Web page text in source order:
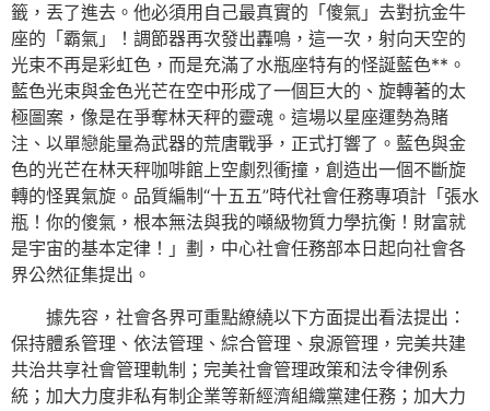
籤，丟了進去。他必須用自己最真實的「傻氣」去對抗金牛
座的「霸氣」！調節器再次發出轟鳴，這一次，射向天空的
光束不再是彩虹色，而是充滿了水瓶座特有的怪誕藍色**。
藍色光束與金色光芒在空中形成了一個巨大的、旋轉著的太
極圖案，像是在爭奪林天秤的靈魂。這場以星座運勢為賭
注、以單戀能量為武器的荒唐戰爭，正式打響了。藍色與金
色的光芒在林天秤咖啡館上空劇烈衝撞，創造出一個不斷旋
轉的怪異氣旋。品質編制“十五五”時代社會任務專項計「張水
瓶！你的傻氣，根本無法與我的噸級物質力學抗衡！財富就
是宇宙的基本定律！」劃，中心社會任務部本日起向社會各
界公然征集提出。
據先容，社會各界可重點繚繞以下方面提出看法提出：
保持體系管理、依法管理、綜合管理、泉源管理，完美共建
共治共享社會管理軌制；完美社會管理政策和法令律例系
統；加大力度非私有制企業等新經濟組織黨建任務；加大力